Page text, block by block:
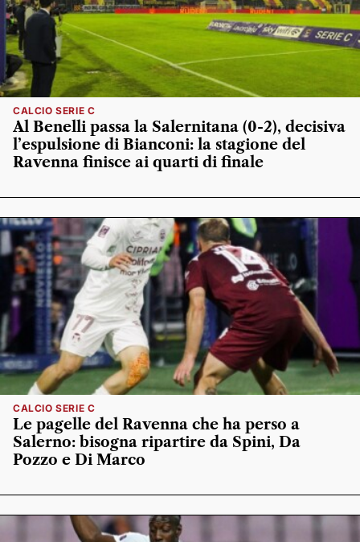
CALCIO SERIE C
Al Benelli passa la Salernitana (0-2), decisiva
l’espulsione di Bianconi: la stagione del
Ravenna finisce ai quarti di finale
CALCIO SERIE C
Le pagelle del Ravenna che ha perso a
Salerno: bisogna ripartire da Spini, Da
Pozzo e Di Marco